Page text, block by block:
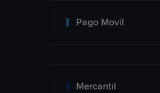
Pago Movil
Mercantil